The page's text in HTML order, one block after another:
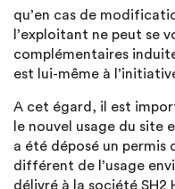
qu’en cas de
l’exploitant ne peut se
complémentaires
est lui-même à
A cet égard, il est
le nouvel usage du site
a été déposé un permis
différent de l’usage
délivré à la société SH2